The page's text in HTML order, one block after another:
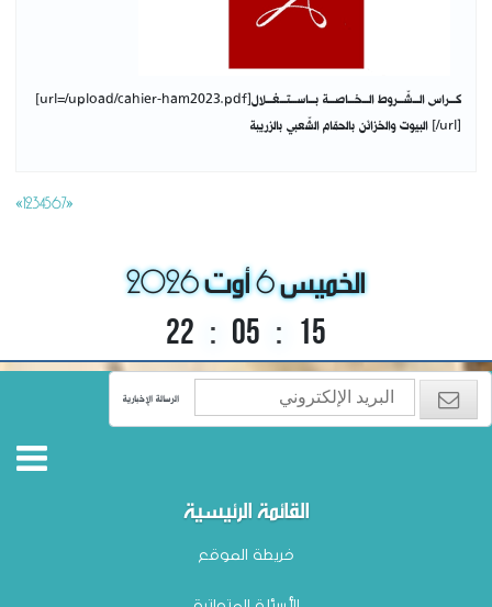
[url=/upload/cahier-ham2023.pdf]كـــراس الـــشّـــروط الـــخـــاصـــة بـــاســـتـــغـــلال
البيوت والخزائن بالحمّام الشّعبي بالزريبة [/url]
«1234567»
الخميس 6 أوت 2026
22 : 05 : 16
الرسالة الإخبارية
القائمة الرئيسية
خريطة الموقع